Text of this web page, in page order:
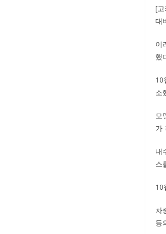
[
대
이
했
10
소
모
가
내
스
10
차
등